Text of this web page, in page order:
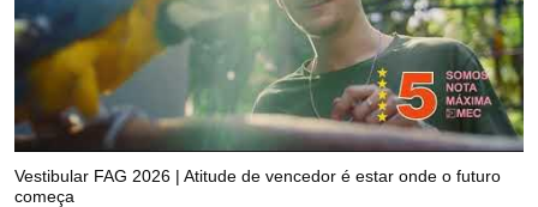
Vestibular FAG 2026 | Atitude de vencedor é estar onde o futuro
começa